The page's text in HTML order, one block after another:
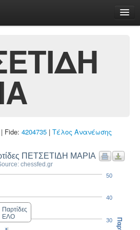
Fide: 4204735 | Τέλος Ανανέωσης
ΠΕΤΣΕΤΙΔΗ ΜΑΡΙΑ
chessfed.gr
Παρτίδες
ΕΛΟ
30
40
50